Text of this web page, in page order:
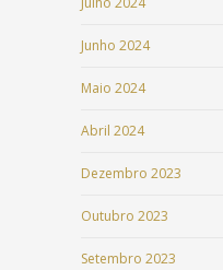
Junho 2024
Maio 2024
Abril 2024
Dezembro 2023
Outubro 2023
Setembro 2023